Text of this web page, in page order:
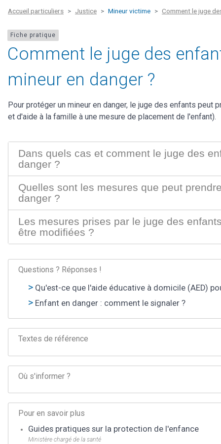
Accueil particuliers Justice Mineur victime Comment le juge
Fiche pratique
Comment le juge des
mineur en danger ?
Pour protéger un mineur en danger, le juge des enfants
et d'aide à la famille à une mesure de placement de l'enfant).
Dans quels cas et comment le juge des
danger ?
Quelles sont les mesures que peut
danger ?
Les mesures prises par le juge des
être modifiées ?
Questions ? Réponses !
Qu'est-ce que l'aide éducative à domicile (AED)
Enfant en danger : comment le signaler ?
Textes de référence
Où s'informer ?
Pour en savoir plus
Guides pratiques sur la protection de l'enfance
Ministère chargé de la santé